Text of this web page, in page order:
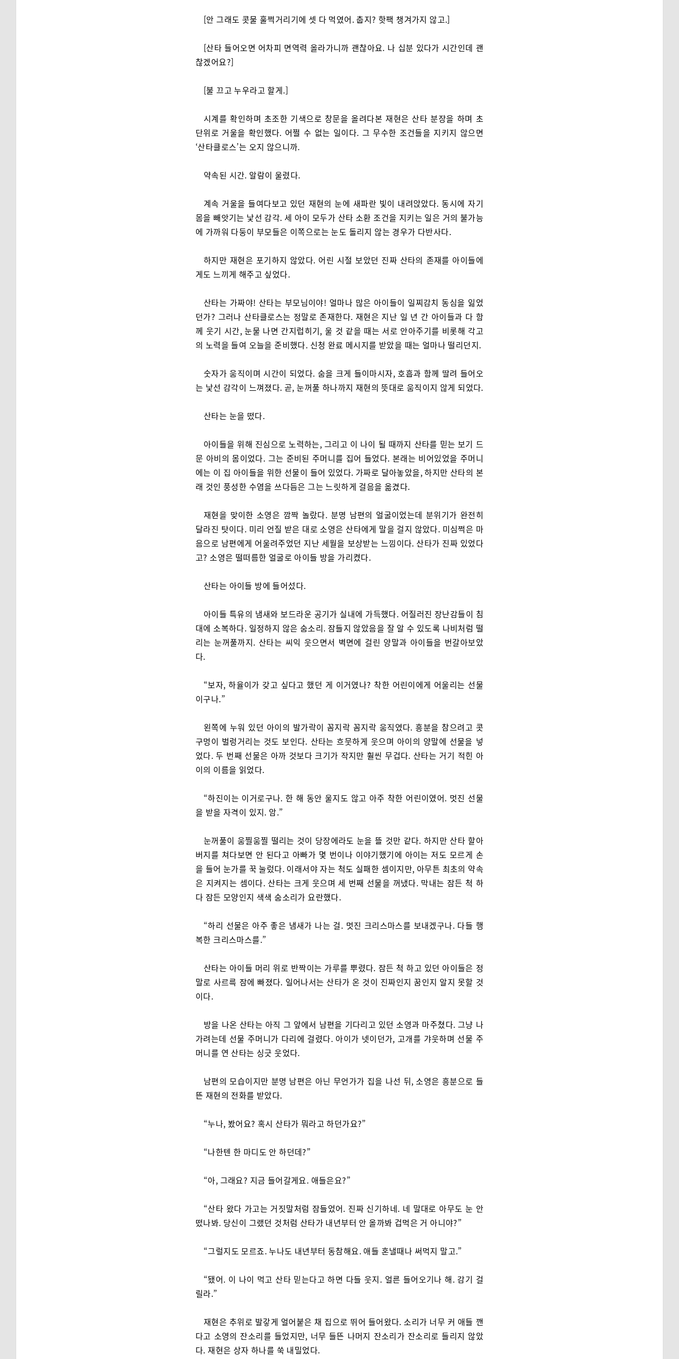
[안 그래도 콧물 훌쩍거리기에 셋 다 먹였어. 춥지? 핫팩 챙겨가지 않고.]
[산타 들어오면 어차피 면역력 올라가니까 괜찮아요. 나 십분 있다가 시간인데 괜
찮겠어요?]
[불 끄고 누우라고 할게.]
시계를 확인하며 초조한 기색으로 창문을 올려다본 재현은 산타 분장을 하며 초
단위로 거울을 확인했다. 어쩔 수 없는 일이다. 그 무수한 조건들을 지키지 않으면
‘산타클로스’는 오지 않으니까.
약속된 시간. 알람이 울렸다.
계속 거울을 들여다보고 있던 재현의 눈에 새파란 빛이 내려앉았다. 동시에 자기
몸을 빼앗기는 낯선 감각. 세 아이 모두가 산타 소환 조건을 지키는 일은 거의 불가능
에 가까워 다둥이 부모들은 이쪽으로는 눈도 돌리지 않는 경우가 다반사다.
하지만 재현은 포기하지 않았다. 어린 시절 보았던 진짜 산타의 존재를 아이들에
게도 느끼게 해주고 싶었다.
산타는 가짜야! 산타는 부모님이야! 얼마나 많은 아이들이 일찌감치 동심을 잃었
던가? 그러나 산타클로스는 정말로 존재한다. 재현은 지난 일 년 간 아이들과 다 함
께 웃기 시간, 눈물 나면 간지럽히기, 울 것 같을 때는 서로 안아주기를 비롯해 각고
의 노력을 들여 오늘을 준비했다. 신청 완료 메시지를 받았을 때는 얼마나 떨리던지.
숫자가 움직이며 시간이 되었다. 숨을 크게 들이마시자, 호흡과 함께 딸려 들어오
는 낯선 감각이 느껴졌다. 곧, 눈꺼풀 하나까지 재현의 뜻대로 움직이지 않게 되었다.
산타는 눈을 떴다.
아이들을 위해 진심으로 노력하는, 그리고 이 나이 될 때까지 산타를 믿는 보기 드
문 아비의 몸이었다. 그는 준비된 주머니를 집어 들었다. 본래는 비어있었을 주머니
에는 이 집 아이들을 위한 선물이 들어 있었다. 가짜로 달아놓았을, 하지만 산타의 본
래 것인 풍성한 수염을 쓰다듬은 그는 느릿하게 걸음을 옮겼다.
재현을 맞이한 소영은 깜짝 놀랐다. 분명 남편의 얼굴이었는데 분위기가 완전히
달라진 탓이다. 미리 언질 받은 대로 소영은 산타에게 말을 걸지 않았다. 미심쩍은 마
음으로 남편에게 어울려주었던 지난 세월을 보상받는 느낌이다. 산타가 진짜 있었다
고? 소영은 떨떠름한 얼굴로 아이들 방을 가리켰다.
산타는 아이들 방에 들어섰다.
아이들 특유의 냄새와 보드라운 공기가 실내에 가득했다. 어질러진 장난감들이 침
대에 소복하다. 일정하지 않은 숨소리. 잠들지 않았음을 잘 알 수 있도록 나비처럼 떨
리는 눈꺼풀까지. 산타는 씨익 웃으면서 벽면에 걸린 양말과 아이들을 번갈아보았
다.
“보자, 하율이가 갖고 싶다고 했던 게 이거였나? 착한 어린이에게 어울리는 선물
이구나.”
왼쪽에 누워 있던 아이의 발가락이 꼼지락 꼼지락 움직였다. 흥분을 참으려고 콧
구멍이 벌렁거리는 것도 보인다. 산타는 흐뭇하게 웃으며 아이의 양말에 선물을 넣
었다. 두 번째 선물은 아까 것보다 크기가 작지만 훨씬 무겁다. 산타는 거기 적힌 아
이의 이름을 읽었다.
“하진이는 이거로구나. 한 해 동안 울지도 않고 아주 착한 어린이였어. 멋진 선물
을 받을 자격이 있지. 암.”
눈꺼풀이 움찔움찔 떨리는 것이 당장에라도 눈을 뜰 것만 같다. 하지만 산타 할아
버지를 쳐다보면 안 된다고 아빠가 몇 번이나 이야기했기에 아이는 저도 모르게 손
을 들어 눈가를 꾹 눌렀다. 이래서야 자는 척도 실패한 셈이지만, 아무튼 최초의 약속
은 지켜지는 셈이다. 산타는 크게 웃으며 세 번째 선물을 꺼냈다. 막내는 잠든 척 하
다 잠든 모양인지 색색 숨소리가 요란했다.
“하리 선물은 아주 좋은 냄새가 나는 걸. 멋진 크리스마스를 보내겠구나. 다들 행
복한 크리스마스를.”
산타는 아이들 머리 위로 반짝이는 가루를 뿌렸다. 잠든 척 하고 있던 아이들은 정
말로 사르륵 잠에 빠졌다. 일어나서는 산타가 온 것이 진짜인지 꿈인지 알지 못할 것
이다.
방을 나온 산타는 아직 그 앞에서 남편을 기다리고 있던 소영과 마주쳤다. 그냥 나
가려는데 선물 주머니가 다리에 걸렸다. 아이가 넷이던가, 고개를 갸웃하며 선물 주
머니를 연 산타는 싱긋 웃었다.
남편의 모습이지만 분명 남편은 아닌 무언가가 집을 나선 뒤, 소영은 흥분으로 들
뜬 재현의 전화를 받았다.
“누나, 봤어요? 혹시 산타가 뭐라고 하던가요?”
“나한텐 한 마디도 안 하던데?”
“아, 그래요? 지금 들어갈게요. 애들은요?”
“산타 왔다 가고는 거짓말처럼 잠들었어. 진짜 신기하네. 네 말대로 아무도 눈 안
떴나봐. 당신이 그랬던 것처럼 산타가 내년부터 안 올까봐 겁먹은 거 아니야?”
“그럴지도 모르죠. 누나도 내년부터 동참해요. 애들 혼낼때나 써먹지 말고.”
“됐어. 이 나이 먹고 산타 믿는다고 하면 다들 웃지. 얼른 들어오기나 해. 감기 걸
릴라.”
재현은 추위로 발갛게 얼어붙은 채 집으로 뛰어 들어왔다. 소리가 너무 커 애들 깬
다고 소영의 잔소리를 들었지만, 너무 들뜬 나머지 잔소리가 잔소리로 들리지 않았
다. 재현은 상자 하나를 쑥 내밀었다.